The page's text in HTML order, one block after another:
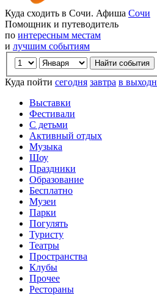
Куда сходить в Сочи. Афиша Сочи
Помощник и путеводитель
по интересным местам
и лучшим событиям
Куда пойти сегодня завтра в
Выставки
Фестивали
С детьми
Активный отдых
Музыка
Шоу
Праздники
Образование
Бесплатно
Музеи
Парки
Погулять
Туристу
Театры
Пространства
Клубы
Прочее
Рестораны